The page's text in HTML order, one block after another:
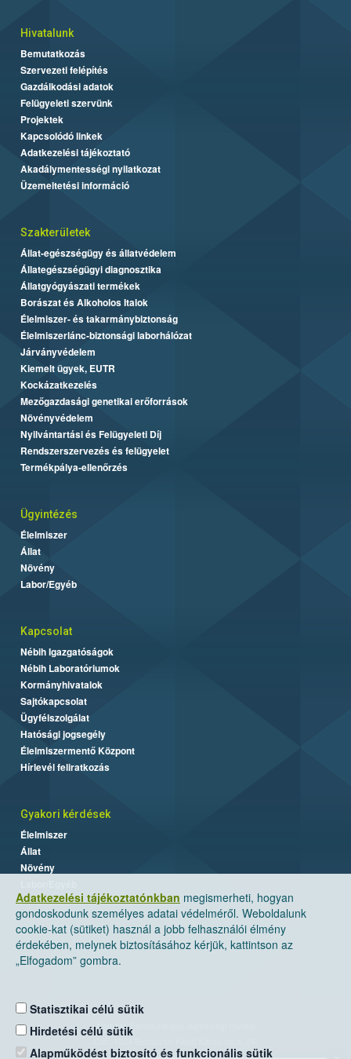
Adatkezelési tájékoztatónkban megismerheti, hogyan
gondoskodunk személyes adatai védelméről. Weboldalunk
cookie-kat (sütiket) használ a jobb felhasználói élmény
érdekében, melynek biztosításához kérjük, kattintson az
„Elfogadom” gombra.
Statisztikai célú sütik
Hirdetési célú sütik
Alapműködést biztosító és funkcionális sütik
Hivatalunk
Bemutatkozás
Szervezeti felépítés
Gazdálkodási adatok
Felügyeleti szervünk
Projektek
Kapcsolódó linkek
Adatkezelési tájékoztató
Akadálymentességi nyilatkozat
Üzemeltetési információ
Szakterületek
Állat-egészségügy és állatvédelem
Állategészségügyi diagnosztika
Állatgyógyászati termékek
Borászat és Alkoholos Italok
Élelmiszer- és takarmánybiztonság
Élelmiszerlánc-biztonsági laborhálózat
Járványvédelem
Kiemelt ügyek, EUTR
Kockázatkezelés
Mezőgazdasági genetikai erőforrások
Növényvédelem
Nyilvántartási és Felügyeleti Díj
Rendszerszervezés és felügyelet
Termékpálya-ellenőrzés
Ügyintézés
Élelmiszer
Állat
Növény
Labor/Egyéb
Kapcsolat
Nébih Igazgatóságok
Nébih Laboratóriumok
Kormányhivatalok
Sajtókapcsolat
Ügyfélszolgálat
Hatósági jogsegély
Élelmiszermentő Központ
Hírlevél feliratkozás
Gyakori kérdések
Élelmiszer
Állat
Növény
Nemzeti Élelmiszerlánc-biztonsági Hivatal
Levelezési cím: 1525 Budapest. Pf. 30.